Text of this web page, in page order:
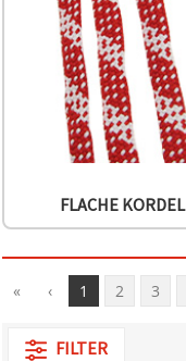
FLACHE KORDEL
« ‹ 1 2 3
FILTER